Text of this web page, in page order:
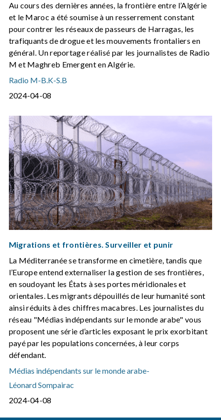
Au cours des dernières années, la frontière entre l’Algérie
et le Maroc a été soumise à un resserrement constant
pour contrer les réseaux de passeurs de Harragas, les
trafiquants de drogue et les mouvements frontaliers en
général. Un reportage réalisé par les journalistes de Radio
M et Maghreb Emergent en Algérie.
Radio M-B.K-S.B
2024-04-08
Migrations et frontières. Surveiller et punir
La Méditerranée se transforme en cimetière, tandis que
l’Europe entend externaliser la gestion de ses frontières,
en soudoyant les États à ses portes méridionales et
orientales. Les migrants dépouillés de leur humanité sont
ainsi réduits à des chiffres macabres. Les journalistes du
réseau "Médias indépendants sur le monde arabe" vous
proposent une série d’articles exposant le prix exorbitant
payé par les populations concernées, à leur corps
défendant.
Médias indépendants sur le monde arabe-
Léonard Sompairac
2024-04-08